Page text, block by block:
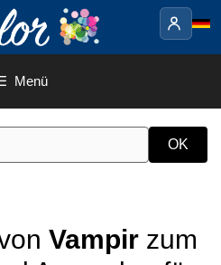
Menü
Vampir zum